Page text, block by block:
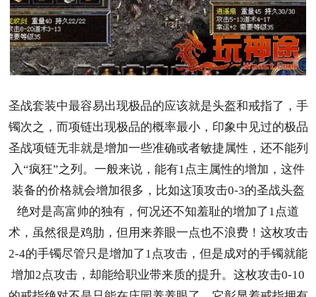
圣战套装中最容易出现极品的应该就是头盔和戒指了，手
镯次之，而项链出现极品的概率最小，印象中见过的极品
圣战项链无非就是增加一些准确或者敏捷属性，还不能列
入“疯狂”之列。一般来说，能有1点主属性的增加，这件
装备的价格就会增加很多，比如这顶攻击0-3的圣战头盔
绝对是高富帅的独有，何况还不知羞耻的增加了1点道
术，虽然很是鸡肋，但用来养眼一点也不浪费！这枚攻击
2-4的手镯尽管只是增加了1点攻击，但是成对的手镯就能
增加2点攻击，却能给职业带来质的提升。这枚攻击0-10